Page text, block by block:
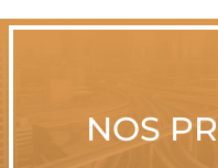
NOS